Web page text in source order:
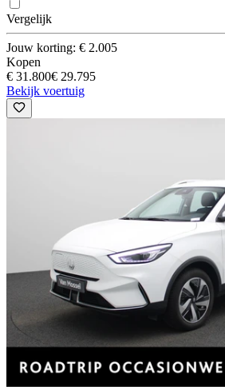
Vergelijk
Jouw korting: € 2.005
Kopen
€ 31.800€ 29.795
Bekijk voertuig